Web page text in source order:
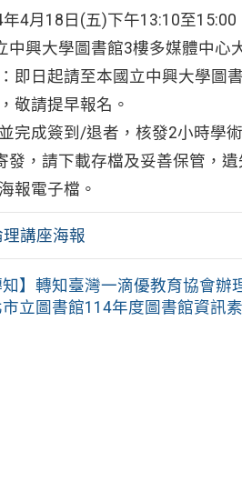
4月18日(五)下午13:10至15:00
中興大學圖書館3樓多媒體中心
即日起請至本國立中興大學圖
敬請提早報名。
完成簽到/退者，核發2小時學
發，請下載存檔及妥善保管，
報電子檔。
講座海報
知】轉知臺灣一滴優教育協會辦
立圖書館114年度圖書館資訊